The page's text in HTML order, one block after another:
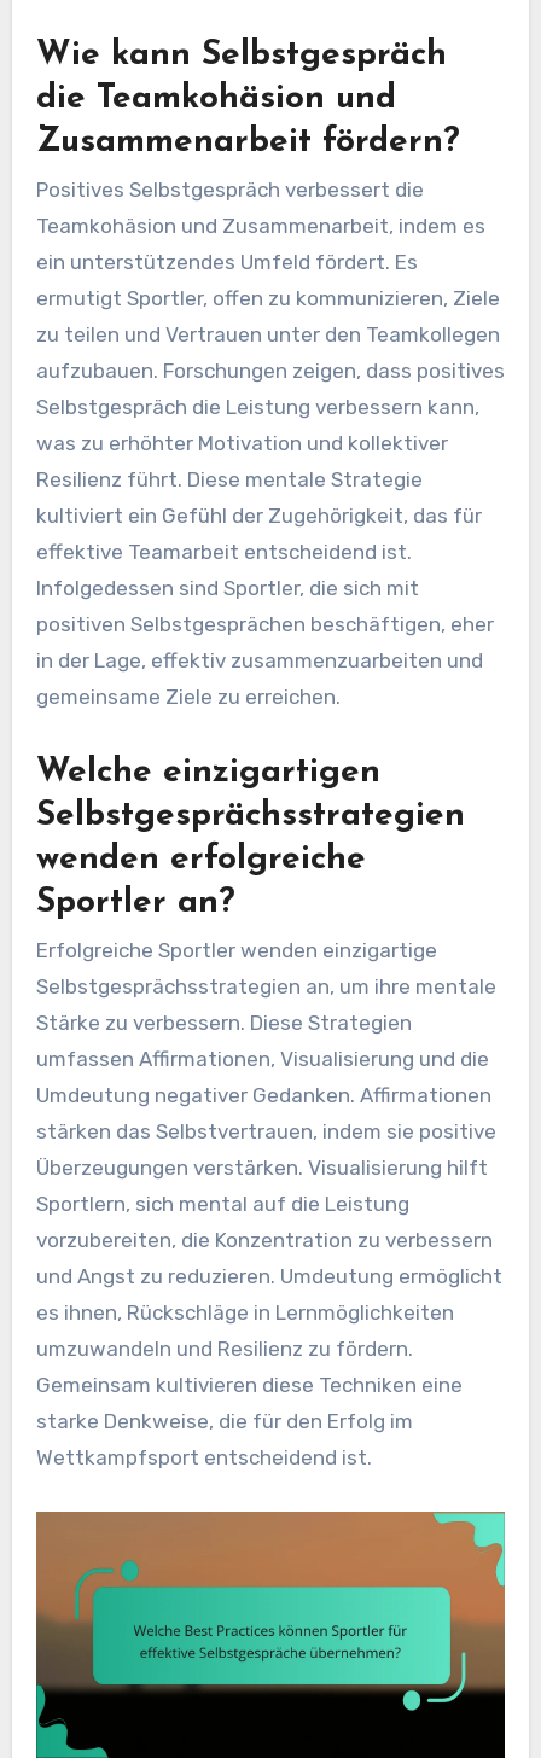
Wie kann Selbstgespräch
die Teamkohäsion und
Zusammenarbeit fördern?
Positives Selbstgespräch verbessert die
Teamkohäsion und Zusammenarbeit, indem es
ein unterstützendes Umfeld fördert. Es
ermutigt Sportler, offen zu kommunizieren, Ziele
zu teilen und Vertrauen unter den Teamkollegen
aufzubauen. Forschungen zeigen, dass positives
Selbstgespräch die Leistung verbessern kann,
was zu erhöhter Motivation und kollektiver
Resilienz führt. Diese mentale Strategie
kultiviert ein Gefühl der Zugehörigkeit, das für
effektive Teamarbeit entscheidend ist.
Infolgedessen sind Sportler, die sich mit
positiven Selbstgesprächen beschäftigen, eher
in der Lage, effektiv zusammenzuarbeiten und
gemeinsame Ziele zu erreichen.
Welche einzigartigen
Selbstgesprächsstrategien
wenden erfolgreiche
Sportler an?
Erfolgreiche Sportler wenden einzigartige
Selbstgesprächsstrategien an, um ihre mentale
Stärke zu verbessern. Diese Strategien
umfassen Affirmationen, Visualisierung und die
Umdeutung negativer Gedanken. Affirmationen
stärken das Selbstvertrauen, indem sie positive
Überzeugungen verstärken. Visualisierung hilft
Sportlern, sich mental auf die Leistung
vorzubereiten, die Konzentration zu verbessern
und Angst zu reduzieren. Umdeutung ermöglicht
es ihnen, Rückschläge in Lernmöglichkeiten
umzuwandeln und Resilienz zu fördern.
Gemeinsam kultivieren diese Techniken eine
starke Denkweise, die für den Erfolg im
Wettkampfsport entscheidend ist.